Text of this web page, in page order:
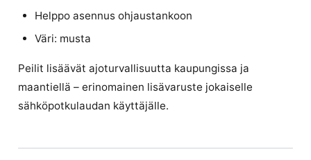
Helppo asennus ohjaustankoon
Väri: musta
Peilit lisäävät ajoturvallisuutta kaupungissa ja
maantiellä – erinomainen lisävaruste jokaiselle
sähköpotkulaudan käyttäjälle.